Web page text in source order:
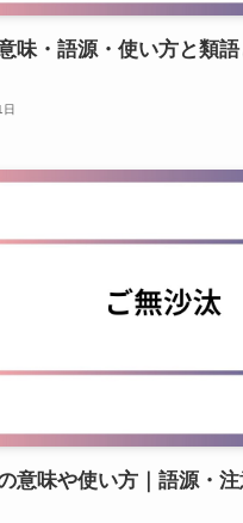
味・語源・使い方と類
意味や使い方｜語源・